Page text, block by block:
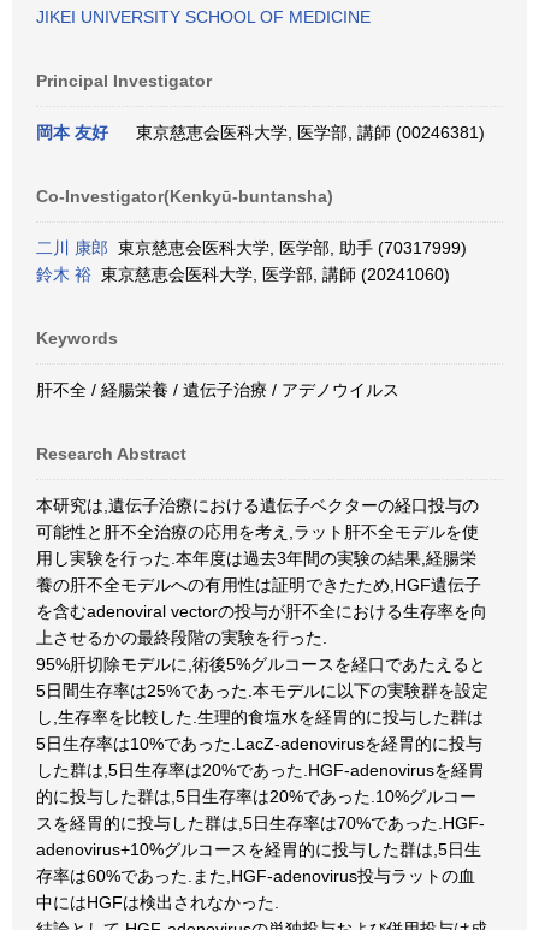
JIKEI UNIVERSITY SCHOOL OF MEDICINE
Principal Investigator
岡本 友好 東京慈恵会医科大学, 医学部, 講師 (00246381)
Co-Investigator(Kenkyū-buntansha)
二川 康郎 東京慈恵会医科大学, 医学部, 助手 (70317999)
鈴木 裕 東京慈恵会医科大学, 医学部, 講師 (20241060)
Keywords
肝不全 / 経腸栄養 / 遺伝子治療 / アデノウイルス
Research Abstract
本研究は,遺伝子治療における遺伝子ベクターの経口投与の
可能性と肝不全治療の応用を考え,ラット肝不全モデルを使
用し実験を行った.本年度は過去3年間の実験の結果,経腸栄
養の肝不全モデルへの有用性は証明できたため,HGF遺伝子
を含むadenoviral vectorの投与が肝不全における生存率を向
上させるかの最終段階の実験を行った.
95%肝切除モデルに,術後5%グルコースを経口であたえると
5日間生存率は25%であった.本モデルに以下の実験群を設定
し,生存率を比較した.生理的食塩水を経胃的に投与した群は
5日生存率は10%であった.LacZ-adenovirusを経胃的に投与
した群は,5日生存率は20%であった.HGF-adenovirusを経胃
的に投与した群は,5日生存率は20%であった.10%グルコー
スを経胃的に投与した群は,5日生存率は70%であった.HGF-
adenovirus+10%グルコースを経胃的に投与した群は,5日生
存率は60%であった.また,HGF-adenovirus投与ラットの血
中にはHGFは検出されなかった.